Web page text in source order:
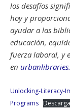
los desafíos
hoy y
ayudar a las
educación,
fuerza laboral, y
en
Unlocking-Literacy-
Programs Descarga